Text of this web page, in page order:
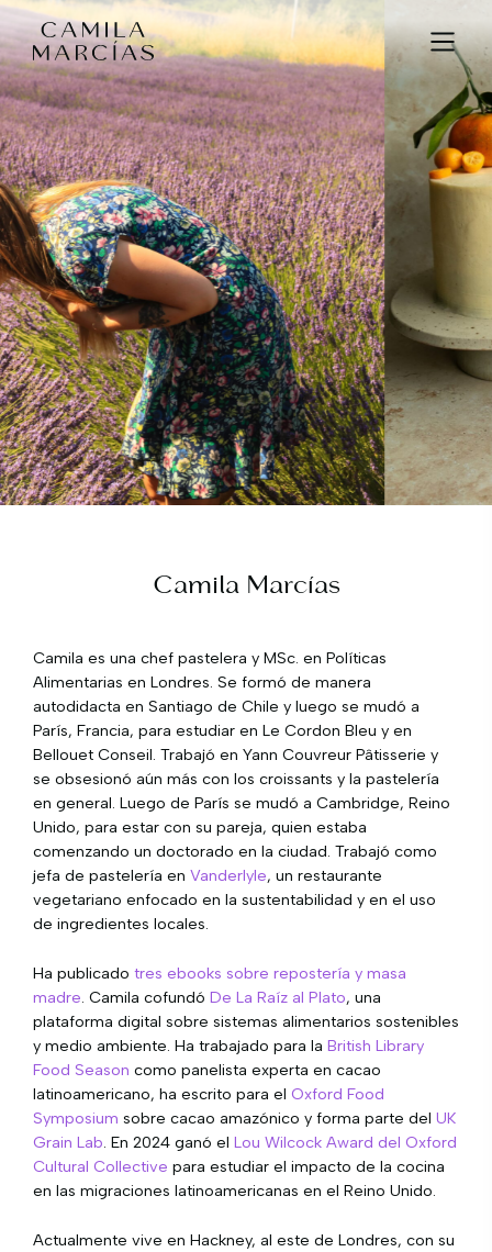
Camila Marcías
Camila es una chef pastelera y MSc. en Políticas
Alimentarias en Londres. Se formó de manera
autodidacta en Santiago de Chile y luego se mudó a
París, Francia, para estudiar en Le Cordon Bleu y en
Bellouet Conseil. Trabajó en Yann Couvreur Pâtisserie y
se obsesionó aún más con los croissants y la pastelería
en general. Luego de París se mudó a Cambridge, Reino
Unido, para estar con su pareja, quien estaba
comenzando un doctorado en la ciudad. Trabajó como
jefa de pastelería en Vanderlyle, un restaurante
vegetariano enfocado en la sustentabilidad y en el uso
de ingredientes locales.
Ha publicado tres ebooks sobre repostería y masa
madre. Camila cofundó De La Raíz al Plato, una
plataforma digital sobre sistemas alimentarios sostenibles
y medio ambiente. Ha trabajado para la British Library
Food Season como panelista experta en cacao
latinoamericano, ha escrito para el Oxford Food
Symposium sobre cacao amazónico y forma parte del UK
Grain Lab. En 2024 ganó el Lou Wilcock Award del Oxford
Cultural Collective para estudiar el impacto de la cocina
en las migraciones latinoamericanas en el Reino Unido.
Actualmente vive en Hackney, al este de Londres, con su